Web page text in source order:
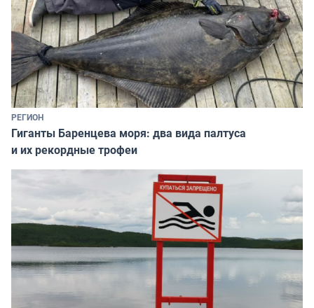
РЕГИОН
Гиганты Баренцева моря: два вида палтуса
и их рекордные трофеи